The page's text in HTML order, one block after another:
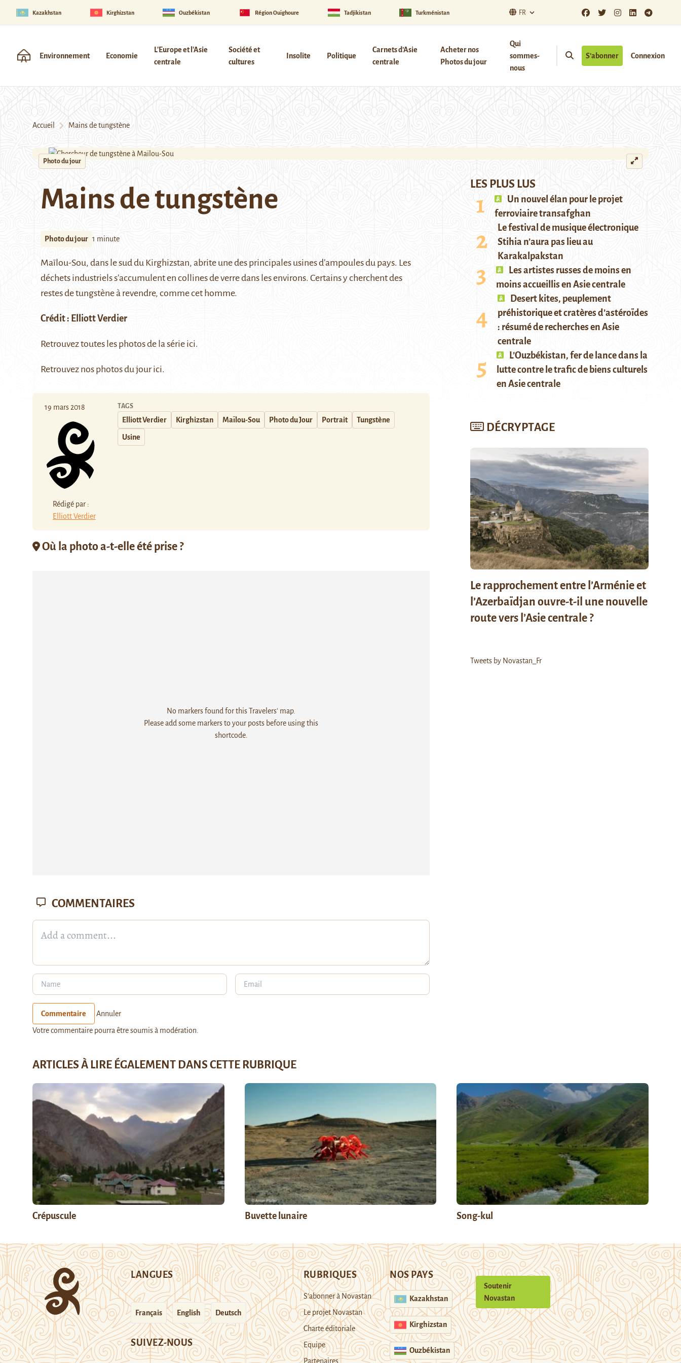
Kazakhstan Kirghizstan Ouzbékistan Région Ouïghoure Tadjikistan Turkménistan FR
Environnement Economie
L'Europe et l'Asie
centrale
Société et
cultures
Insolite Politique
Carnets d’Asie
centrale
Acheter nos
Photos du jour
Qui
sommes-
nous
S’abonner Connexion
Accueil Mains de tungstène
Photo du jour
Mains de tungstène
Photo du jour 1 minute
Maïlou-Sou, dans le sud du Kirghizstan, abrite une des principales usines d’ampoules du pays. Les
déchets industriels s’accumulent en collines de verre dans les environs. Certainsy cherchentdes
restes de tungstène à revendre, comme cet homme.
Crédit : Elliott Verdier
Retrouvez toutes les photos de la série ici.
Retrouvez nos photos du jourici.
19 mars 2018
Rédigé par :
Elliott Verdier
TAGS
Elliott Verdier Kirghizstan Maïlou-Sou Photo du Jour Portrait Tungstène
Usine
Où la photo a-t-elle été prise ?
No markers found for this Travelers' map.
Please add some markers to your posts before using this
shortcode.
LES PLUS LUS
Un nouvel élan pour le projet
ferroviaire transafghan
Le festival de musique électronique
Stihia n’aura pas lieu au
Karakalpakstan
Les artistes russes de moins en
moins accueillis en Asie centrale
Desert kites, peuplement
préhistorique et cratères d’astéroïdes
: résumé de recherches en Asie
centrale
L’Ouzbékistan, fer de lance dans la
lutte contre le trafic de biens culturels
en Asie centrale
DÉCRYPTAGE
Le rapprochement entre l’Arménie et
l’Azerbaïdjan ouvre-t-il une nouvelle
route vers l’Asie centrale ?
Tweets by Novastan_Fr
COMMENTAIRES
Commentaire Annuler
Votre commentaire pourra être soumis à modération.
ARTICLES À LIRE ÉGALEMENT DANS CETTE RUBRIQUE
Crépuscule Buvette lunaire Song-kul
LANGUES
Français English Deutsch
SUIVEZ-NOUS
RUBRIQUES
S’abonner à Novastan
Le projet Novastan
Charte éditoriale
Equipe
Partenaires
NOS PAYS
Kazakhstan
Kirghizstan
Ouzbékistan
Soutenir
Novastan